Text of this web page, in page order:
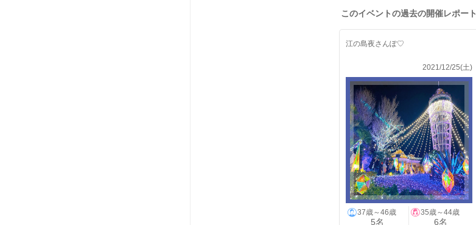
このイベントの過去の開催レポート
江の島夜さんぽ♡
2021/12/25(土)
37歳～46歳
5名
35歳～44歳
6名